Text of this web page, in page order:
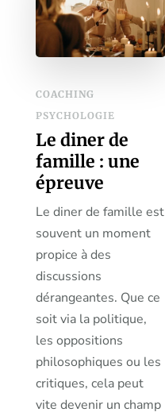
COACHING
PSYCHOLOGIE
Le diner de
famille : une
épreuve
Le diner de famille est
souvent un moment
propice à des
discussions
dérangeantes. Que ce
soit via la politique,
les oppositions
philosophiques ou les
critiques, cela peut
vite devenir un champ